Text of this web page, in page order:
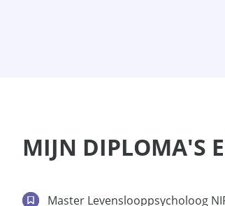
MIJN DIPLOMA'S
Master Levenslooppsycholoog